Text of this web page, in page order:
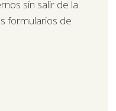
sin salir de la
formularios de